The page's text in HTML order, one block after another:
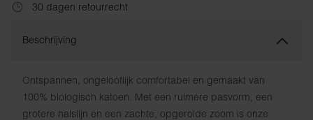
30 dagen retourrecht
Beschrijving
Ontspannen, ongelooflijk comfortabel en gemaakt van
100% biologisch katoen. Met een ruimere pasvorm, een
grotere halslijn en een zachte, opgerolde zoom is onze